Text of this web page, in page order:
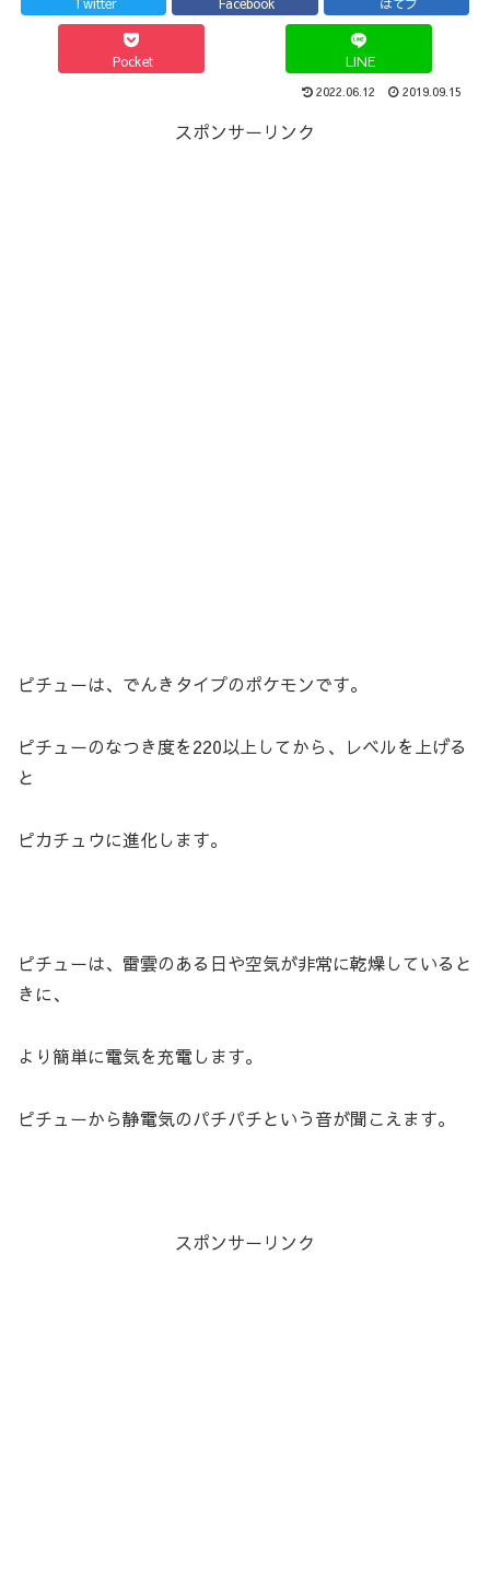
Pocket LINE
2022.06.12 2019.09.15
スポンサーリンク
ピチューは、でんきタイプのポケモンです。
ピチューのなつき度を220以上してから、レベルを上げる
と
ピカチュウに進化します。
ピチューは、雷雲のある日や空気が非常に乾燥していると
きに、
より簡単に電気を充電します。
ピチューから静電気のパチパチという音が聞こえます。
スポンサーリンク